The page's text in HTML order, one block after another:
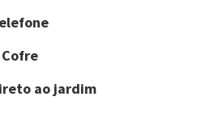
Cofre
ao jardim